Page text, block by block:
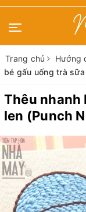
Trang chủ Hướng
bé gấu uống trà
Thêu nhanh
len (Punch